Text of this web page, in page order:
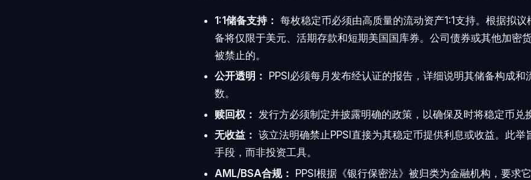
1:1储备支持： 每枚稳定币必须由高质量的流动资产1:1支持。根据拟
备将仅限于美元、活期存款和短期美国国库券。公司债券或其他加密
被禁止的。
公开透明：
PPSI必须每月发布经认证的报告，详细说明其储备构成和
数。
赎回权： 发行方必须制定并披露明确的政策，以确保及时将稳定币兑
无收益： 该立法明确禁止PPSI直接为其稳定币提供利息或收益。此举
手段，而非投资工具。
AML/BSA合规： PPSI根据《银行保密法》被归类为金融机构，要求